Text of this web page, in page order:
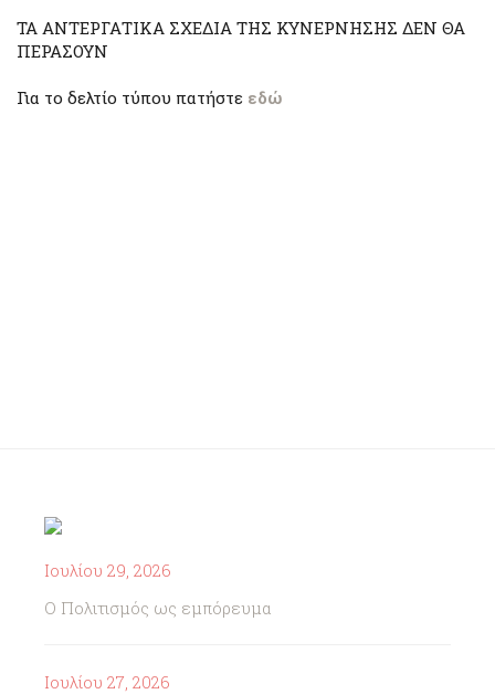
ΤΑ ΑΝΤΕΡΓΑΤΙΚΑ ΣΧΕΔΙΑ ΤΗΣ ΚΥΝΕΡΝΗΣΗΣ ΔΕΝ ΘΑ
ΠΕΡΑΣΟΥΝ
Για το δελτίο τύπου πατήστε εδώ
Ιουλίου 29, 2026
Ο Πολιτισμός ως εμπόρευμα
Ιουλίου 27, 2026